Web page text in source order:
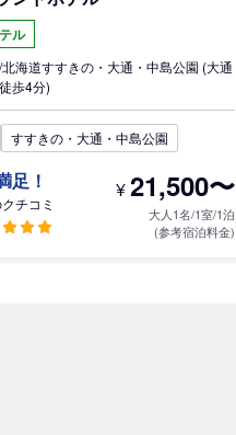
ル
北海道すすきの・大通・中島公園 (大通
歩4分)
すすきの・大通・中島公園
足！
チコミ
¥21,500〜
大人1名/1室/1泊
(参考宿泊料金)